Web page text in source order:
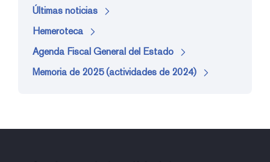
Últimas noticias
Hemeroteca
Agenda Fiscal General del Estado
Memoria de 2025 (actividades de 2024)